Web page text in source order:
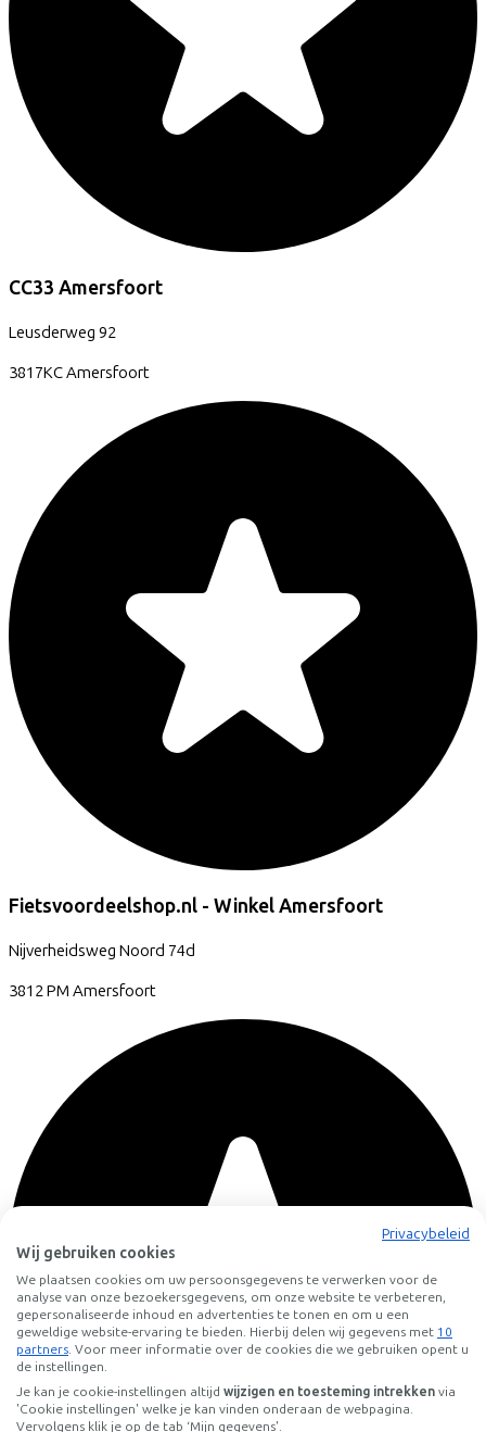
CC33 Amersfoort
Leusderweg 92
3817KCAmersfoort
Fietsvoordeelshop.nl - Winkel Amersfoort
Nijverheidsweg Noord 74d
3812 PM Amersfoort
Privacybeleid
Wij gebruiken cookies
We plaatsen cookies om uw persoonsgegevens te verwerken voor de
analyse van onze bezoekersgegevens, om onze website te verbeteren,
gepersonaliseerde inhoud en advertenties te tonen en om u een
geweldige website-ervaring te bieden. Hierbij delen wij gegevens met 10
partners. Voor meer informatie over de cookies die we gebruiken opent u
de instellingen.
Je kan je cookie-instellingen altijd wijzigen en toesteming intrekken via
'Cookie instellingen' welke je kan vinden onderaan de webpagina.
Vervolgens klik je op de tab ‘Mijn gegevens'.